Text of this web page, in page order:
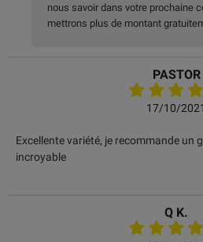
nous savoir dans votre prochaine
mettrons plus de montant
PASTOR
17/10/2021
Excellente variété, je recommande un
incroyable
Q K.